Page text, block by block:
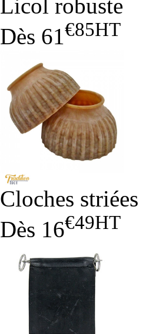
Licol robuste
Dès 61€85HT
Cloches striées
Dès 16€49HT